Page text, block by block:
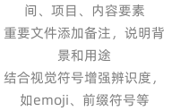
间、项目、内容要素
重要文件添加备注，说明背
景和用途
结合视觉符号增强辨识度，
如emoji、前缀符号等